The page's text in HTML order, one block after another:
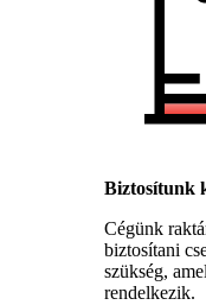
Biztosítunk
Cégünk
biztosítani
szükség,
rendelkezik.